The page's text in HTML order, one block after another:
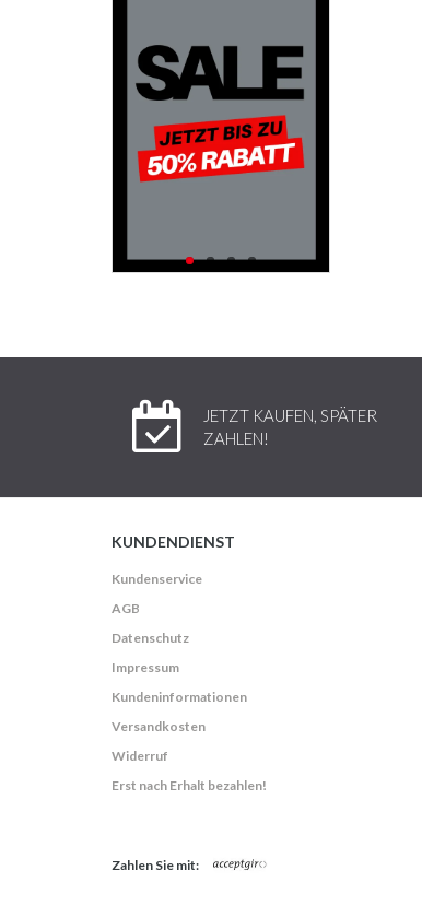
JETZT KAUFEN, SPÄTER
ZAHLEN!
KUNDENDIENST
Kundenservice
AGB
Datenschutz
Impressum
Kundeninformationen
Versandkosten
Widerruf
Erst nach Erhalt bezahlen!
Zahlen Sie mit: